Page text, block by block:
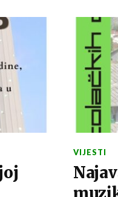
VIJESTI